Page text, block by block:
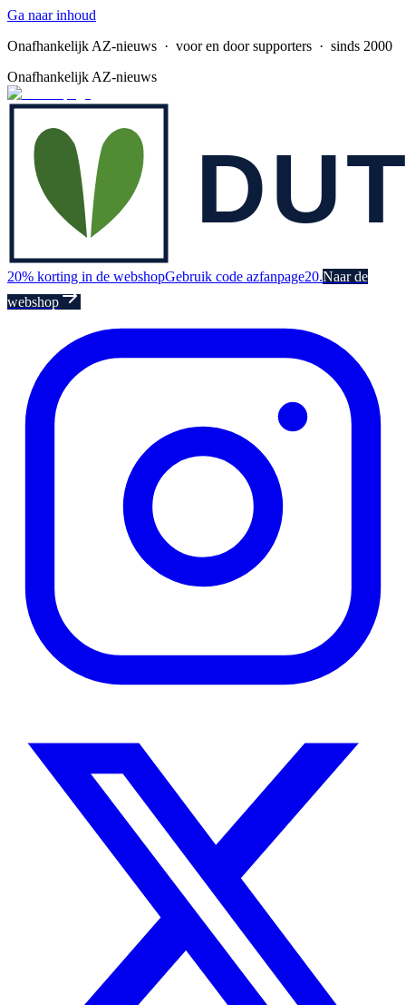
Ga naar inhoud
Onafhankelijk AZ-nieuws · voor en door supporters · sinds 2000
Onafhankelijk AZ-nieuws
20% korting in de webshopGebruik code azfanpage20.Naar de
webshop